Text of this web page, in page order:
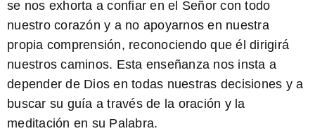
se nos exhorta a confiar en el Señor con todo
nuestro corazón y a no apoyarnos en nuestra
propia comprensión, reconociendo que él dirigirá
nuestros caminos. Esta enseñanza nos insta a
depender de Dios en todas nuestras decisiones y a
buscar su guía a través de la oración y la
meditación en su Palabra.